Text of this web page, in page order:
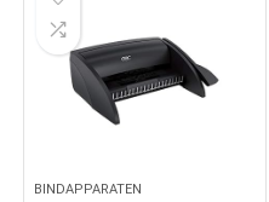
BINDAPPARATEN